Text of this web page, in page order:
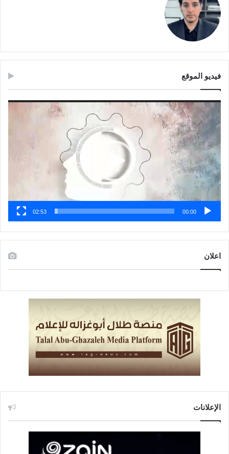
فيديو الموقع
مشغل
الفيديو
00:00
02:53
اعلان
الإعلانات